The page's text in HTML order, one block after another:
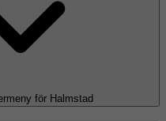
för Halmstad